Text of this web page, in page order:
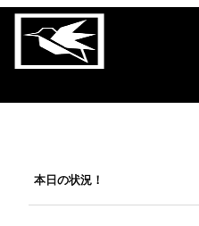
本日の状況！